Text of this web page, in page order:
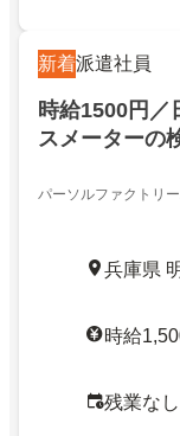
新着派遣社員
時給1500円
スメーターの
パーソルファクトリ
兵庫県
時給
残業なし